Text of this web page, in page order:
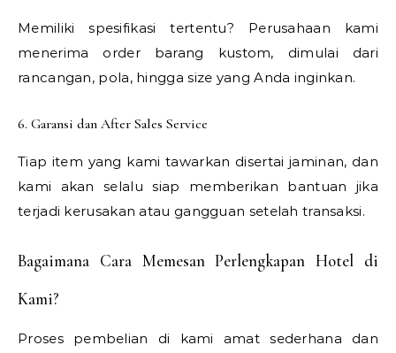
Memiliki spesifikasi tertentu? Perusahaan kami
menerima order barang kustom, dimulai dari
rancangan, pola, hingga size yang Anda inginkan.
6. Garansi dan After Sales Service
Tiap item yang kami tawarkan disertai jaminan, dan
kami akan selalu siap memberikan bantuan jika
terjadi kerusakan atau gangguan setelah transaksi.
Bagaimana Cara Memesan Perlengkapan Hotel di
Kami?
Proses pembelian di kami amat sederhana dan